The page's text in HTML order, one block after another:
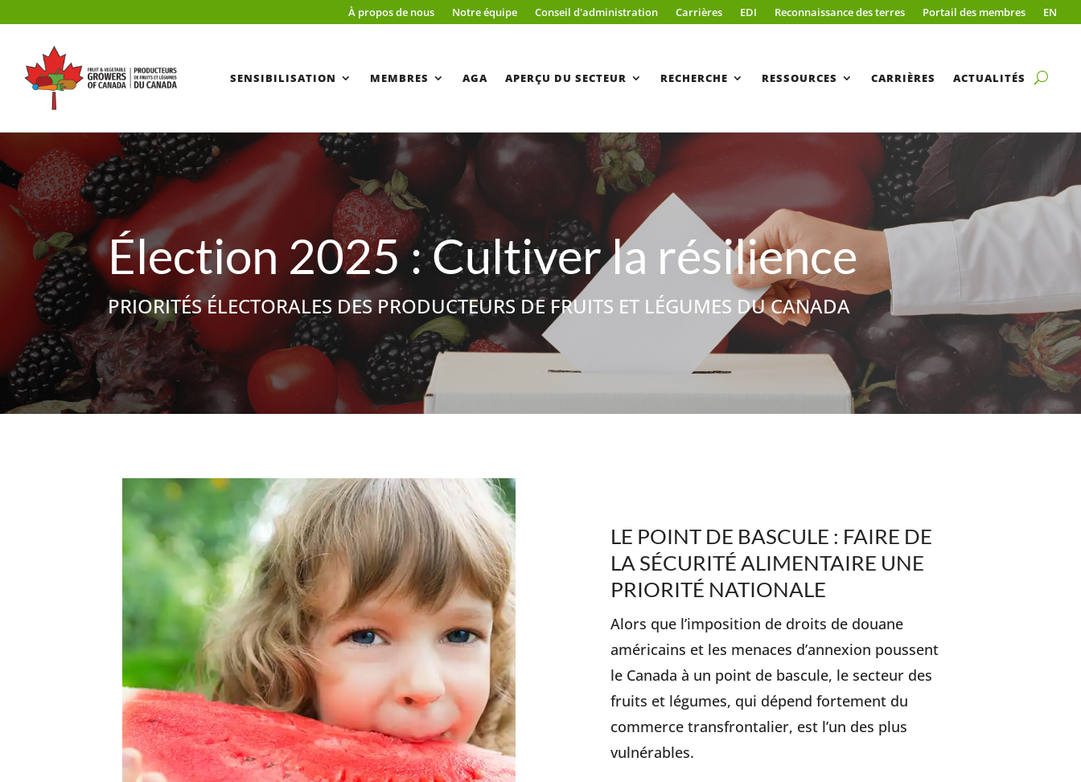
À propos de nous Notre équipe Conseil d'administration Carrières EDI Reconnaissance des terres Portail des membres EN
SENSIBILISATION MEMBRES AGA APERÇU DU SECTEUR RECHERCHE RESSOURCES CARRIÈRES ACTUALITÉS
Élection 2025 : Cultiver la résilience
PRIORITÉS ÉLECTORALES DES PRODUCTEURS DE FRUITS ET LÉGUMES DU CANADA
LE POINT DE BASCULE : FAIRE DE
LA SÉCURITÉ ALIMENTAIRE UNE
PRIORITÉ NATIONALE
Alors que l’imposition de droits de douane
américains et les menaces d’annexion poussent
le Canada à un point de bascule, le secteur des
fruits et légumes, qui dépend fortement du
commerce transfrontalier, est l’un des plus
vulnérables.